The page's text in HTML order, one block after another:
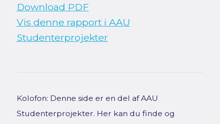
Download PDF
Vis denne rapport i AAU
Studenterprojekter
Kolofon: Denne side er en del af AAU
Studenterprojekter. Her kan du finde og